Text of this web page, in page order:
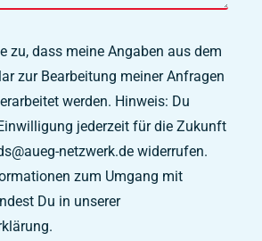
zu, dass meine Angaben aus dem
zur Bearbeitung meiner Anfragen
werden. Hinweis: Du
jederzeit für die Zukunft
netzwerk.de widerrufen.
zum Umgang mit
Du in unserer